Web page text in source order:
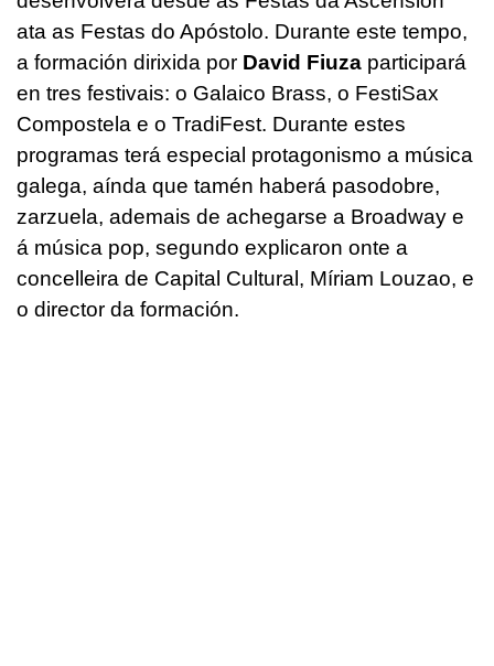
ata as Festas do Apóstolo. Durante este tempo,
a formación dirixida por David Fiuza participará
en tres festivais: o Galaico Brass, o FestiSax
Compostela e o TradiFest. Durante estes
programas terá especial protagonismo a música
galega, aínda que tamén haberá pasodobre,
zarzuela, ademais de achegarse a Broadway e
á música pop, segundo explicaron onte a
concelleira de Capital Cultural, Míriam Louzao, e
o director da formación.